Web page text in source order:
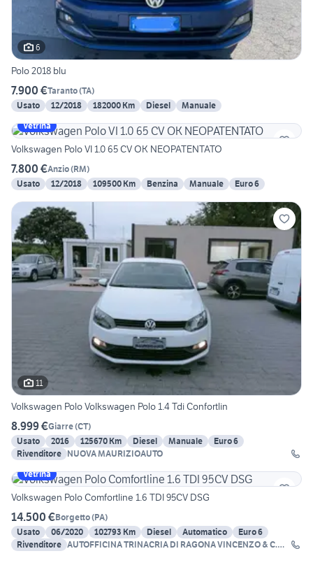
6
Polo 2018 blu
7.900 €Taranto(TA)
Usato
12/2018 182000 Km Diesel
Manuale
Vetrina
Volkswagen Polo VI 1.0 65 CV OK NEOPATENTATO
7.800 €Anzio(RM)
Usato
12/2018 109500 Km Benzina Manuale Euro 6
11
Volkswagen Polo Volkswagen Polo 1.4 Tdi Confortlin
8.999 €Giarre(CT)
Usato
2016 125670 Km Diesel Manuale
Euro 6
Rivenditore NUOVA MAURIZIOAUTO
Vetrina
Volkswagen Polo Comfortline 1.6 TDI 95CV DSG
14.500 €Borgetto(PA)
Usato
06/2020 102793 Km Diesel Automatico
Euro 6
Rivenditore AUTOFFICINA TRINACRIA DI RAGONA VINCENZO & C.